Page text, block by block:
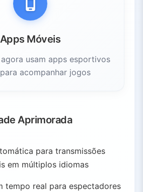
Apps Móveis
usam apps esportivos
acompanhar jogos
Aprimorada
para transmissões
em múltiplos idiomas
tempo real para espectadores